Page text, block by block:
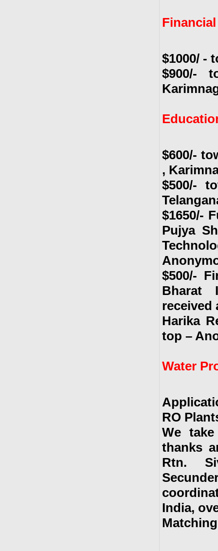
$1000/ -
$900/-
$600/-
,
$500/-
$1650/-
Pujya
$500/-
Bharat
received
Harika
top –
Water
RO
We
thanks
Rtn.
India,